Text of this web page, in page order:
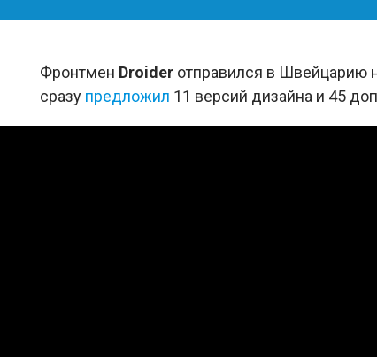
Фронтмен Droider отправился в Швейцарию
сразу предложил 11 версий дизайна и 45